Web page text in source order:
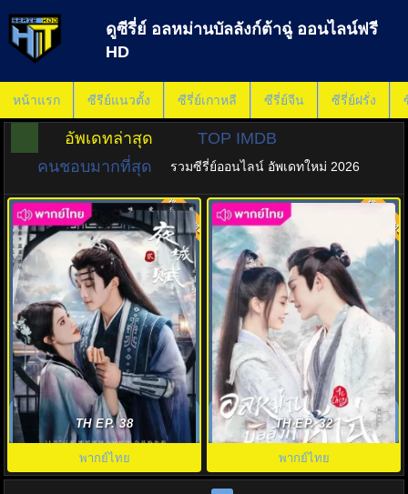
ดูซีรี่ย์ อลหม่านบัลลังก์ต้าฉู่ ออนไลน์ฟรี
HD
หน้าแรก ซีรีย์แนวตั้ง ซีรี่ย์เกาหลี ซีรี่ย์จีน ซีรี่ย์ฝรั่ง
อัพเดทล่าสุด
TOP IMDB
คนชอบมากที่สุด
รวมซีรี่ย์ออนไลน์ อัพเดทใหม่ 2026
อลหม่านบัลลังก์ต้าฉู่ ภาคเงารัก
หวนคืน Ye Cheng Reborn พากย์
ไทย
8.0 พากย์ไทย
TH EP. 38
พากย์ไทย
อลหม่านบัลลังก์ต้าฉู่ (2023) Ye
Cheng พากย์ไทย EP.1-16 สุด
ระทึก
7.0 พากย์ไทย
TH EP. 32
พากย์ไทย